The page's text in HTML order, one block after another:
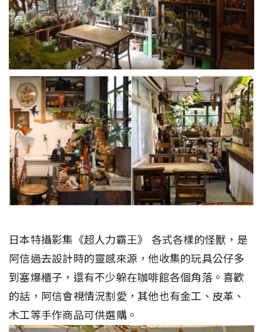
日本特攝影集《超人力霸王》 各式各樣的怪獸，是
阿信過去設計時的靈感來源，他收集的玩具公仔多
到塞爆櫃子，還有不少躲在咖啡館各個角落。喜歡
的話，阿信會視情況割愛，其他也有金工、皮革、
木工等手作商品可供選購。